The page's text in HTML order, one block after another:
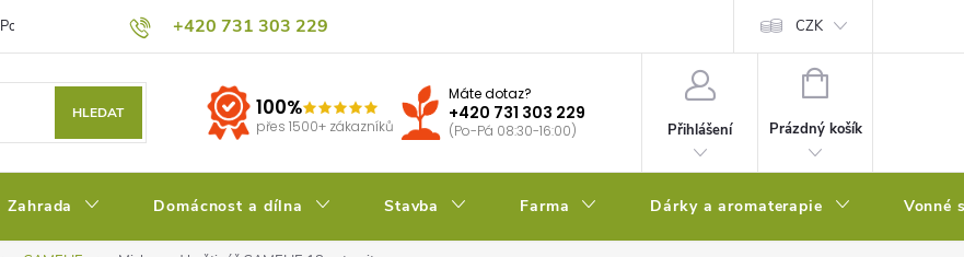
+420 731 303 229
Podmínky ochrany osobních údajů Pěstitelský blog CZK
HLEDAT 100%
přes 1500+ zákazníků
Máte dotaz?
+420 731 303 229
(Po-Pá 08:30-16:00) Přihlášení
NÁKUPNÍ
Prázdný košík
Zahrada Domácnost a dílna Stavba Farma Dárky a aromaterapie Vonné